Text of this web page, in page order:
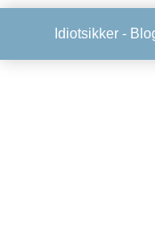
Idiotsikker -